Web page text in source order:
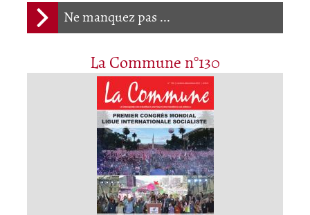
Ne manquez pas ...
La Commune n°130